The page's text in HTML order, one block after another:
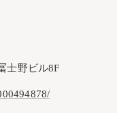
士野ビル8F